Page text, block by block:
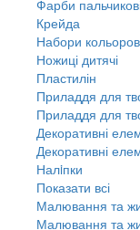
Фарби
Крейда
Набори
Ножиці дитячі
Пластилін
Приладдя для
Приладдя для
Декоративні
Декоративні
Налiпки
Показати всі
Малювання та
Малювання та